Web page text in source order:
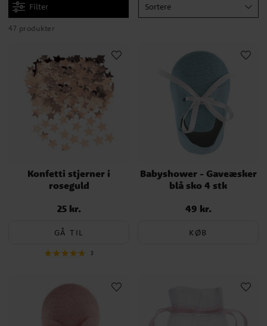
Filter Sortere
47 produkter
Konfetti stjerner i
roseguld
Pris: 25 kr.
25 kr.
GÅ TIL
3
Babyshower - Gaveæsker
blå sko 4 stk
Pris: 49 kr.
49 kr.
KØB